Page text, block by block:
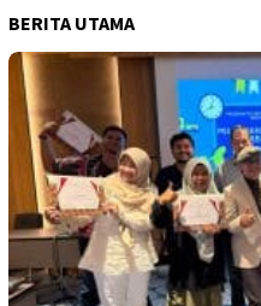
BERITA UTAMA